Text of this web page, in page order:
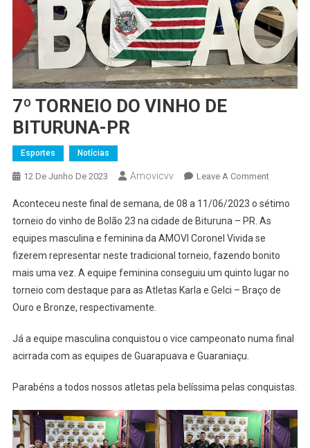
7º TORNEIO DO VINHO DE
BITURUNA-PR
Esportes Notícias
12 De Junho De 2023 Amovicvv Leave A CommentOn
TORNEIO
DO
DE
PR
Aconteceu neste final de semana, de 08 a 11/06/2023 o sétimo
torneio do vinho de Bolão 23 na cidade de Bituruna – PR. As
equipes masculina e feminina da AMOVI Coronel Vivida se
fizerem representar neste tradicional torneio, fazendo bonito
mais uma vez. A equipe feminina conseguiu um quinto lugar no
torneio com destaque para as Atletas Karla e Gelci – Braço de
Ouro e Bronze, respectivamente.
Já a equipe masculina conquistou o vice campeonato numa final
acirrada com as equipes de Guarapuava e Guaraniaçu.
Parabéns a todos nossos atletas pela belíssima pelas conquistas.